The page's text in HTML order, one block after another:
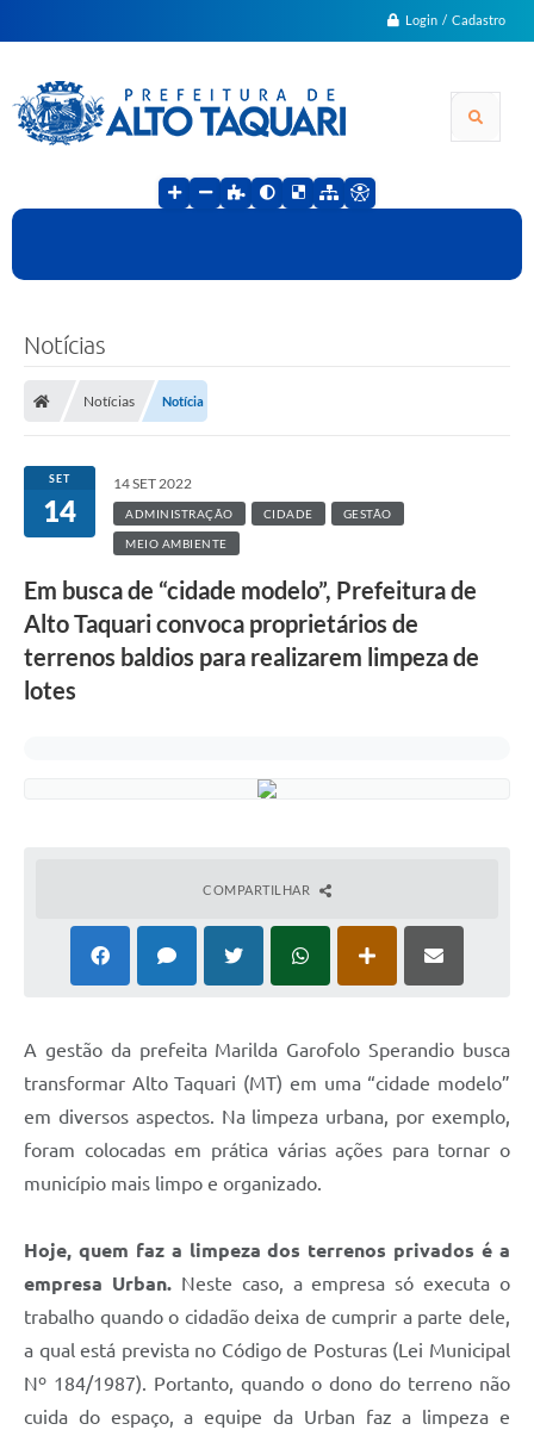
Login / Cadastro
Notícias
Notícias Notícia
SET
14
14 SET 2022
ADMINISTRAÇÃO CIDADE GESTÃO
MEIO AMBIENTE
Em busca de “cidade modelo”, Prefeitura de
Alto Taquari convoca proprietários de
terrenos baldios para realizarem limpeza de
lotes
COMPARTILHAR
A gestão da prefeita Marilda Garofolo Sperandio busca
transformar Alto Taquari (MT) em uma “cidade modelo”
em diversos aspectos. Na limpeza urbana, por exemplo,
foram colocadas em prática várias ações para tornar o
município mais limpo e organizado.
Hoje, quem faz a limpeza dos terrenos privados é a
empresa Urban.Neste caso, a empresa só executa o
trabalho quando o cidadão deixa de cumprir a parte dele,
a qual está prevista no Código de Posturas (Lei Municipal
Nº 184/1987). Portanto, quando o dono do terreno não
cuida do espaço, a equipe da Urban faz a limpeza e